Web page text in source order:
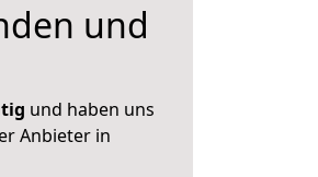
und
und haben uns
Anbieter in